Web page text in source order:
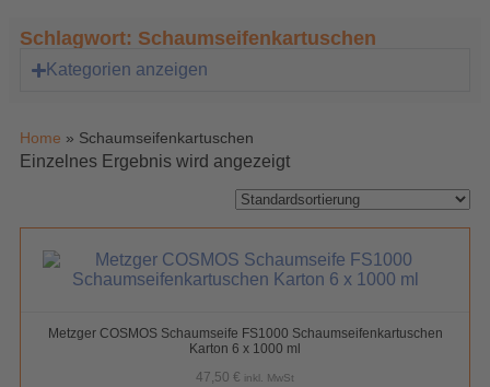
Schlagwort: Schaumseifenkartuschen
Kategorien anzeigen
Home » Schaumseifenkartuschen
Einzelnes Ergebnis wird angezeigt
Metzger COSMOS Schaumseife FS1000 Schaumseifenkartuschen
Karton 6 x 1000 ml
47,50 € inkl. MwSt